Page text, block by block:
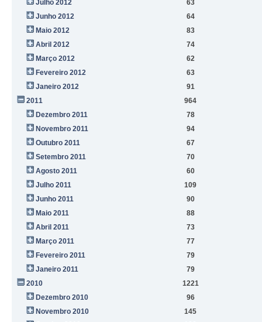
Julho 2012
63
Junho 2012
64
Maio 2012
83
Abril 2012
74
Março 2012
62
Fevereiro 2012
63
Janeiro 2012
91
2011
964
Dezembro 2011
78
Novembro 2011
94
Outubro 2011
67
Setembro 2011
70
Agosto 2011
60
Julho 2011
109
Junho 2011
90
Maio 2011
88
Abril 2011
73
Março 2011
77
Fevereiro 2011
79
Janeiro 2011
79
2010
1221
Dezembro 2010
96
Novembro 2010
145